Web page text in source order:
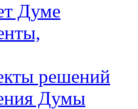
Думе
решений
Думы